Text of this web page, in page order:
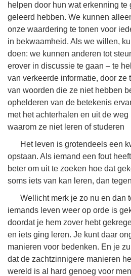
helpen door hun wat erkenning te
geleerd hebben. We kunnen
onze waardering te tonen voor
in bekwaamheid. Als we willen,
doen: we kunnen anderen tot
erover in discussie te gaan – te
van verkeerde informatie, door ze
van woorden die ze niet hebben
ophelderen van de betekenis
met het achterhalen en uit de
waarom ze niet leren of studeren
Het leven is grotendeels een
opstaan. Als iemand een fout
beter om uit te zoeken hoe dat
soms iets van kan leren, dan
Wellicht merk je zo nu en dan
iemands leven weer op orde is
doordat je hem zover hebt
en iets ging leren. Je kunt daar
manieren voor bedenken. En je
dat de zachtzinnigere manieren
wereld is al hard genoeg voor